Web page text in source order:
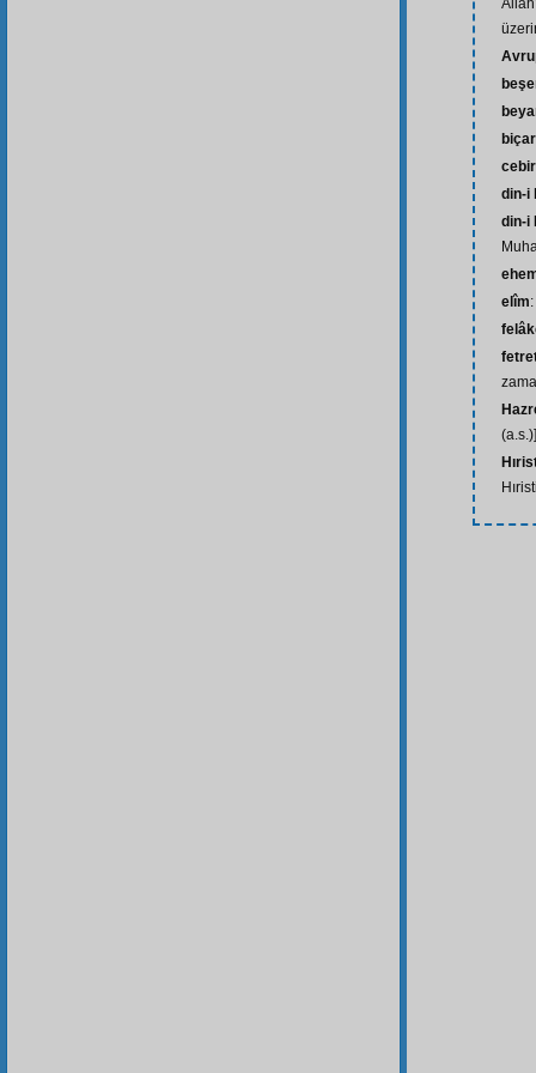
cebir
din-i
din-i
elîm
(a.s.)]